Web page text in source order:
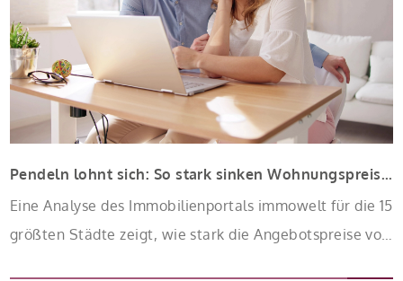
Pendeln lohnt sich: So stark sinken Wohnungspreise im Umland
Eine Analyse des Immobilienportals immowelt für die 15
größten Städte zeigt, wie stark die Angebotspreise von